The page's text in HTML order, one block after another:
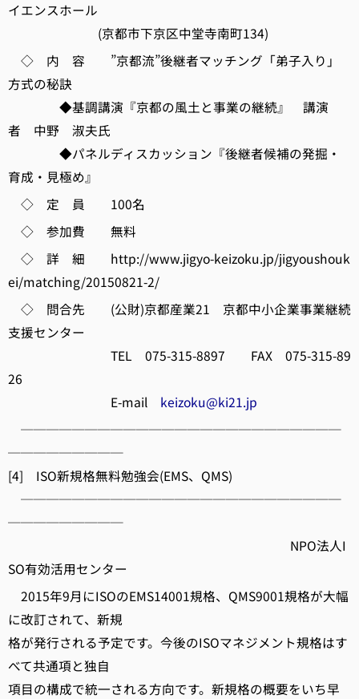
イエンスホール
(京都市下京区中堂寺南町134)
◇ 内 容 ”京都流”後継者マッチング「弟子入り」
方式の秘訣
◆基調講演『京都の風土と事業の継続』 講演
者 中野 淑夫氏
◆パネルディスカッション『後継者候補の発掘・
育成・見極め』
◇ 定 員 100名
◇ 参加費 無料
◇ 詳 細 http://www.jigyo-keizoku.jp/jigyoushouk
ei/matching/20150821-2/
◇ 問合先 (公財)京都産業21 京都中小企業事業継続
支援センター
TEL 075-315-8897 FAX 075-315-89
26
E-mail keizoku@ki21.jp
─────────────────────────
─────────
[4] ISO新規格無料勉強会(EMS、QMS)
─────────────────────────
─────────
NPO法人I
SO有効活用センター
2015年9月にISOのEMS14001規格、QMS9001規格が大幅
に改訂されて、新規
格が発行される予定です。今後のISOマネジメント規格はす
べて共通項と独自
項目の構成で統一される方向です。新規格の概要をいち早